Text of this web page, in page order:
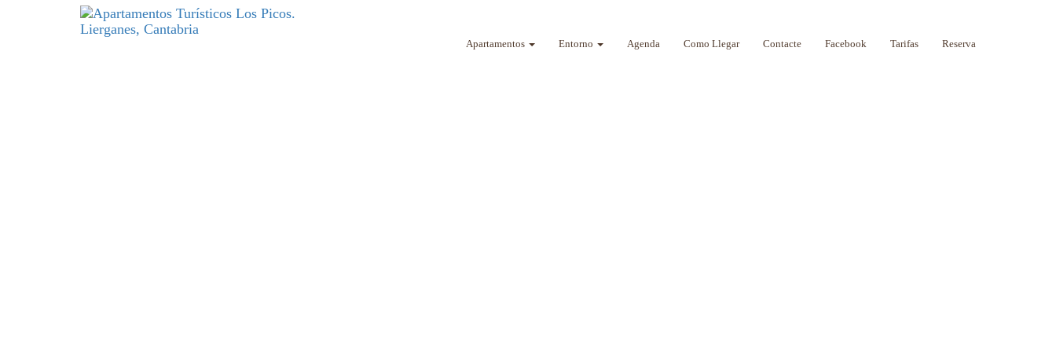
Apartamentos Entorno Agenda Como Llegar Contacte Facebook Tarifas Reserva